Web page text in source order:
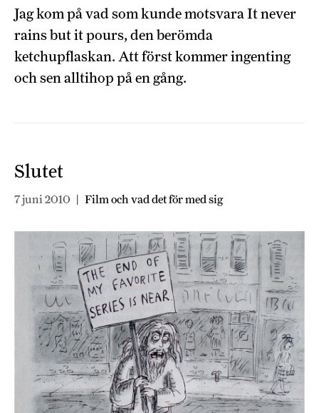
Jag kom på vad som kunde motsvara It never
rains but it pours, den berömda
ketchupflaskan. Att först kommer ingenting
och sen alltihop på en gång.
Slutet
7 juni 2010 | Film och vad det för med sig